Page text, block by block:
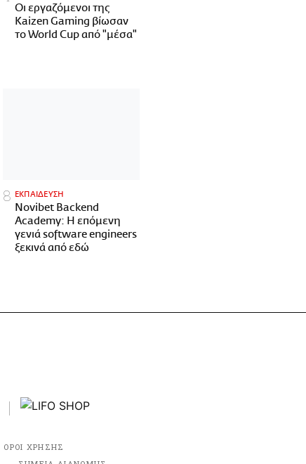
Οι εργαζόμενοι της
Kaizen Gaming βίωσαν
το World Cup από "μέσα"
ΕΚΠΑΙΔΕΥΣΗ
Novibet Backend
Academy: Η επόμενη
γενιά software engineers
ξεκινά από εδώ
ΟΡΟΙ ΧΡΗΣΗΣ